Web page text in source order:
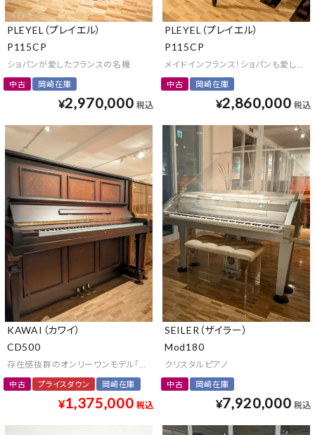
PLEYEL（プレイエル）
P115CP
ショパンが愛したフランスの名機
中古 岡崎在庫
¥2,970,000 税込
PLEYEL（プレイエル）
P115CP
メイドインフランス！ショパンも愛した「
中古 岡崎在庫
¥2,860,000 税込
KAWAI（カワイ）
CD500
存在感抜群のオンリーワンモデル「カスタムデザイン」
中古 プライスダウン 岡崎在庫
¥1,375,000 税込
SEILER（ザイラー）
Mod180
クリスタルピアノ
中古 岡崎在庫
¥7,920,000 税込